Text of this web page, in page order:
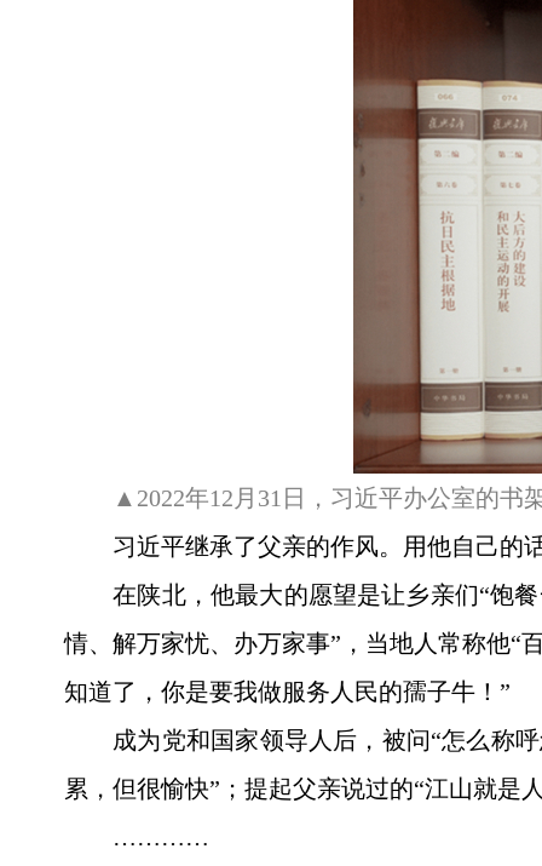
▲2022年12月31日，习近平办公室的书
习近平继承了父亲的作风。用他自己的
在陕北，他最大的愿望是让乡亲们“饱
情、解万家忧、办万家事”，当地人常称他“
知道了，你是要我做服务人民的孺子牛！”
成为党和国家领导人后，被问“怎么称
累，但很愉快”；提起父亲说过的“江山就是
…………